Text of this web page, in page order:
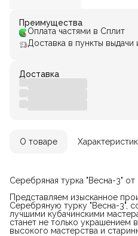
Преимущества
Оплата частями в Сплит
Доставка в пункты выдачи
Доставка
О товаре
Серебряная турка "Весна-3"
Представляем изысканное
Серебряную турку "Весна-3",
лучшими кубачинскими
станет не только украшением
высокого мастерства и